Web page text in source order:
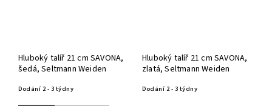
Hluboký talíř 21 cm SAVONA,
šedá, Seltmann Weiden
Dodání 2 - 3 týdny
Hluboký talíř 21 cm SAVONA,
zlatá, Seltmann Weiden
Dodání 2 - 3 týdny